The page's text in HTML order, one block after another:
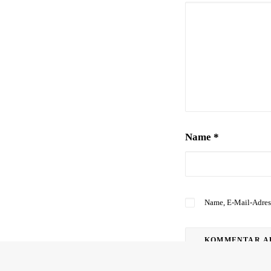
Name *
Name, E-Mail-